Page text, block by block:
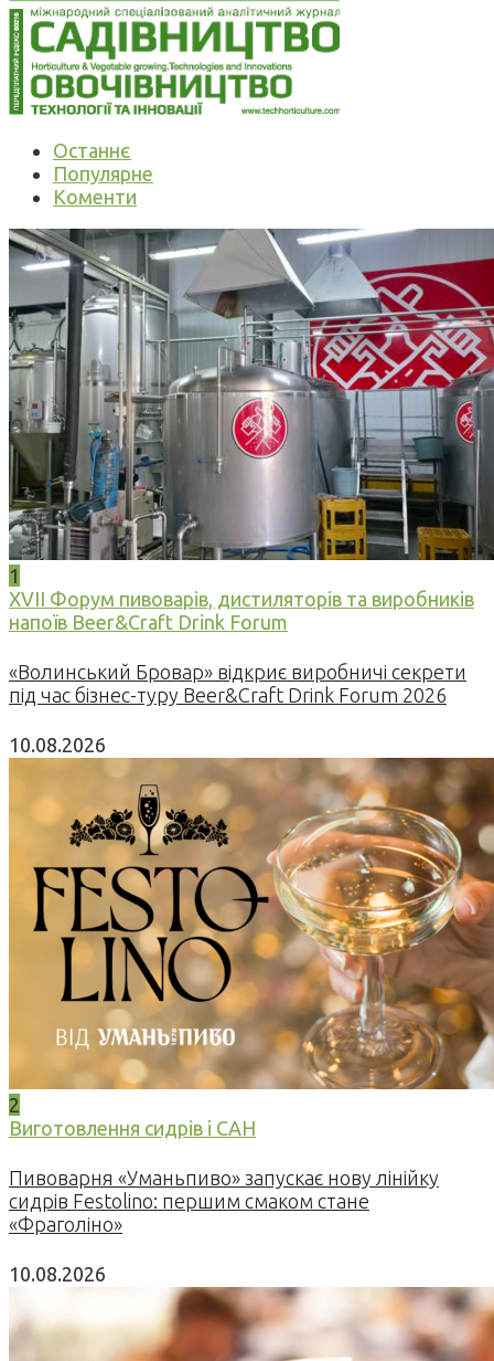
Останнє
Популярне
Коменти
1
XVII Форум пивоварів, дистиляторів та виробників
напоїв Beer&Craft Drink Forum
«Волинський Бровар» відкриє виробничі секрети
під час бізнес-туру Beer&Craft Drink Forum 2026
10.08.2026
2
Виготовлення сидрів і САН
Пивоварня «Уманьпиво» запускає нову лінійку
сидрів Festolino: першим смаком стане
«Фраголіно»
10.08.2026